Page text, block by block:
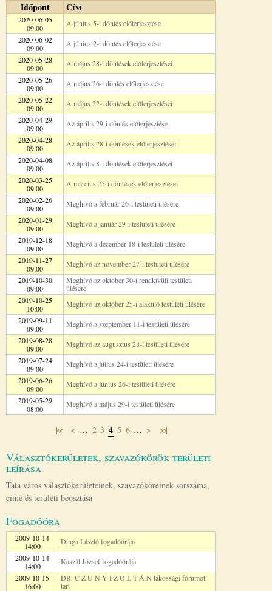
Időpont Cím
2020-06-05
09:00
A június 5-i döntés előterjesztése
2020-06-02
09:00
A június 2-i döntés előterjesztése
2020-05-28
09:00
A május 28-i döntések előterjesztései
2020-05-26
09:00
A május 26-i döntés előterjesztése
2020-05-22
09:00
A május 22-i döntések előterjesztései
2020-04-29
09:00
Az április 29-i döntés előterjesztése
2020-04-28
09:00
Az április 28-i döntések előterjesztései
2020-04-08
09:00
Az április 8-i döntések előterjesztései
2020-03-25
09:00
A március 25-i döntések előterjesztései
2020-02-26
09:00
Meghívó a február 26-i testületi ülésére
2020-01-29
09:00
Meghívó a január 29-i testületi ülésére
2019-12-18
09:00
Meghívó a december 18-i testületi ülésére
2019-11-27
09:00
Meghívó az november 27-i testületi ülésére
2019-10-30
09:00
Meghívó az október 30-i rendkívüli testületi
ülésére
2019-10-25
10:00
Meghívó az október 25-i alakuló testületi ülésére
2019-09-11
09:00
Meghívó a szeptember 11-i testületi ülésére
2019-08-28
09:00
Meghívó az augusztus 28-i testületi ülésére
2019-07-24
09:00
Meghívó a július 24-i testületi ülésére
2019-06-26
09:00
Meghívó a június 26-i testületi ülésére
2019-05-29
08:00
Meghívó a május 29-i testületi ülésére
|<< < … 2 3 4 5 6 … > >>|
Választókerületek, szavazókörök területi
leírása
Tata város választókerületeinek, szavazóköreinek sorszáma,
címe és területi beosztása
Fogadóóra
2009-10-14
14:00
Dinga László fogadóórája
2009-10-14
14:00
Kaszál József fogadóórája
2009-10-15
16:00
DR. C Z U N Y I Z O L T Á N lakossági fórumot
tart